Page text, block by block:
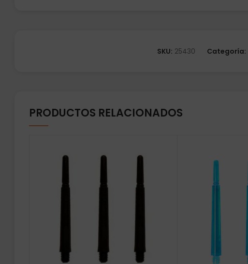
SKU: 25430 Categoría:
PRODUCTOS RELACIONADOS